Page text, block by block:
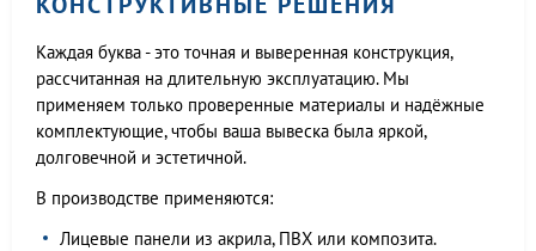
Каждая буква - это точная и выверенная конструкция,
рассчитанная на длительную эксплуатацию. Мы
применяем только проверенные материалы и надёжные
комплектующие, чтобы ваша вывеска была яркой,
долговечной и эстетичной.
В производстве применяются:
Лицевые панели из акрила, ПВХ или композита.